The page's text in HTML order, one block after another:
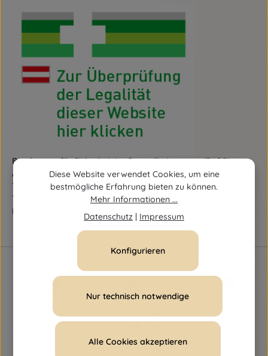
Bundesamt für Sicherheit im Gesundheitswesen (BASG)
AGES-Medizinmarktaufsicht (AGES MEA)
Traisengasse 5, A-1200 Wien
Tel.:
+43 (0)50 555-36111
E-Mail:
fernabsatz@ages.at
Diese Website verwendet Cookies, um eine
bestmögliche Erfahrung bieten zu können.
Mehr Informationen ...
Datenschutz
Impressum
Nur technisch notwendige
Konfigurieren
Alle Cookies akzeptieren